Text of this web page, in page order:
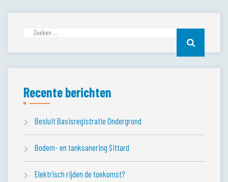
Zoeken
Recente berichten
Besluit Basisregistratie Ondergrond
Bodem- en tanksanering Sittard
Elektrisch rijden de toekomst?